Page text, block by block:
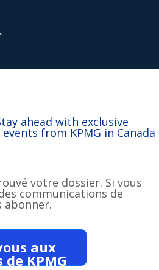
votre dossier. Si vous
communications de
abonner.
aux
KPMG